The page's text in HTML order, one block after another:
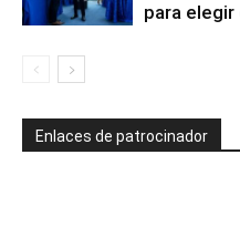
para elegir
Enlaces de patrocinador